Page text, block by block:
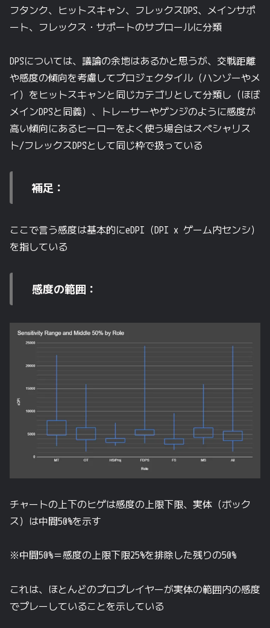
フタンク、ヒットスキャン、フレックスDPS、メインサポ
ート、フレックス・サポートのサブロールに分類
DPSについては、議論の余地はあるかと思うが、交戦距離
や感度の傾向を考慮してプロジェクタイル（ハンゾーやメ
イ）をヒットスキャンと同じカテゴリとして分類し（ほぼ
メインDPSと同義）、トレーサーやゲンジのように感度が
高い傾向にあるヒーローをよく使う場合はスペシャリス
ト/フレックスDPSとして同じ枠で扱っている
補足：
ここで言う感度は基本的にeDPI（DPI x ゲーム内センシ）
を指している
感度の範囲：
チャートの上下のヒゲは感度の上限下限、実体（ボック
ス）は中間50%を示す
※中間50%＝感度の上限下限25%を排除した残りの50%
これは、ほとんどのプロプレイヤーが実体の範囲内の感度
でプレーしていることを示している